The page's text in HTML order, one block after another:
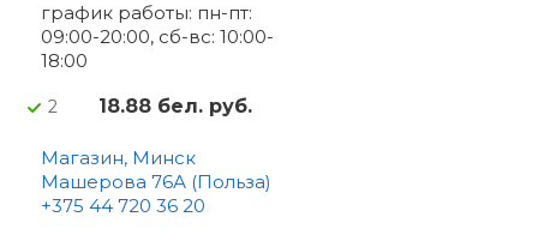
график работы: пн-пт:
09:00-20:00, сб-вс: 10:00-
18:00
2 18.88 бел. руб.
Магазин, Минск
Машерова 76А (Польза)
+375 44 720 36 20